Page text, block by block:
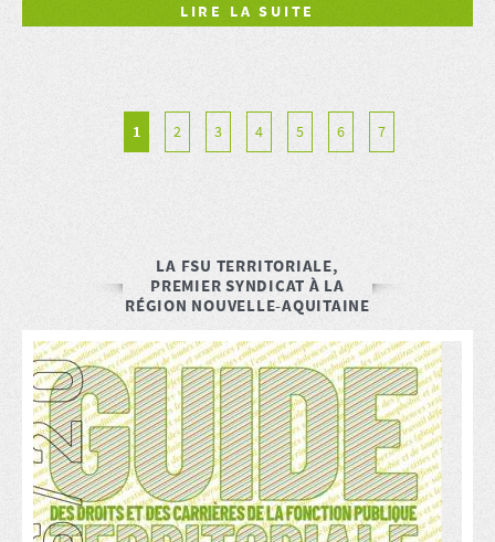
LIRE LA SUITE
1 2 3 4 5 6 7
LA FSU TERRITORIALE,
PREMIER SYNDICAT À LA
RÉGION NOUVELLE-AQUITAINE